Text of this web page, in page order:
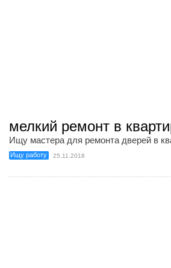
мелкий ремонт в
Ищу мастера для ремонта дверей в
Ищу работу 25.11.2018